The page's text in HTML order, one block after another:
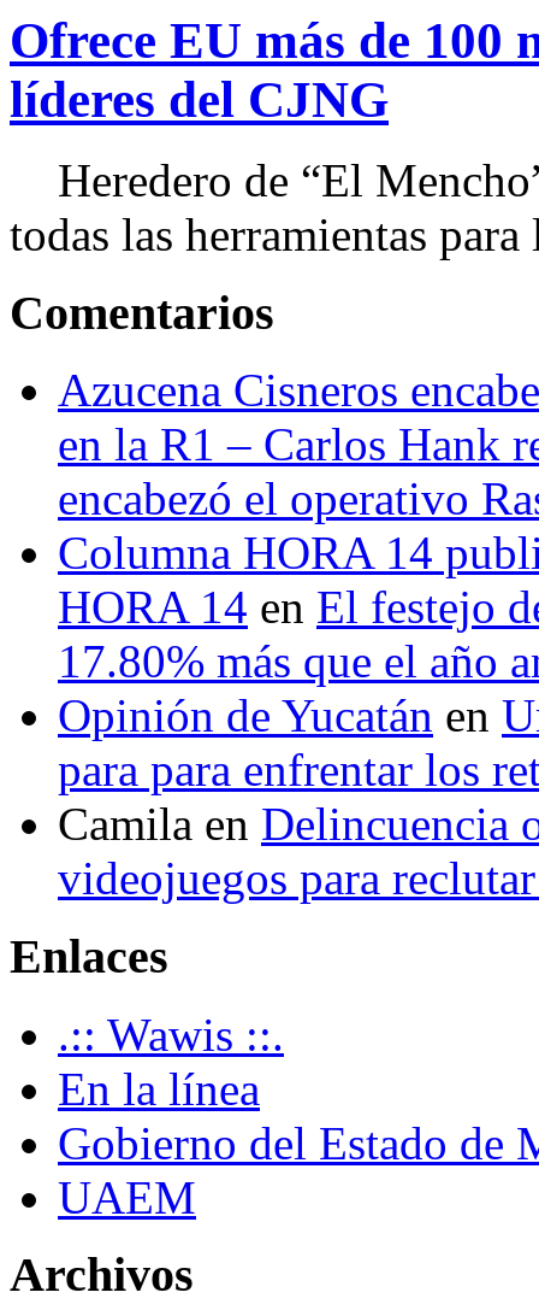
Ofrece EU más de 100
líderes del CJNG
Heredero de “El
todas las herramientas
Comentarios
Azucena Cisneros
en la R1 – Carlos Hank
encabezó el operativo
Columna HORA 14
HORA 14 en El festejo
17.80% más que el año
Opinión de Yucatán en
para para enfrentar los
Camila en Delincuencia
videojuegos para
Enlaces
.:: Wawis ::.
En la línea
Gobierno del Estado de
UAEM
Archivos